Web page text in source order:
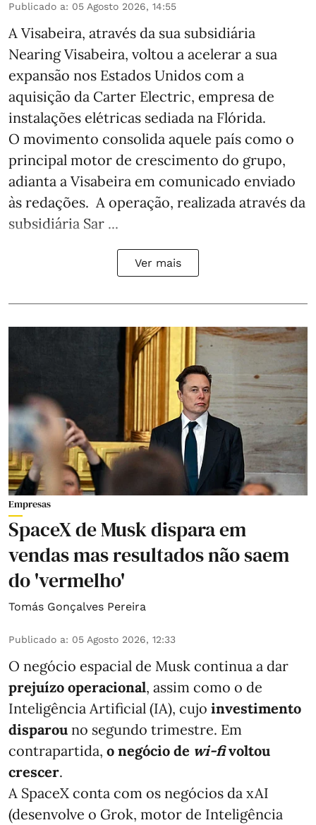
Publicado a: 05 Agosto 2026, 14:55
A Visabeira, através da sua subsidiária
Nearing Visabeira, voltou a acelerar a sua
expansão nos Estados Unidos com a
aquisição da Carter Electric, empresa de
instalações elétricas sediada na Flórida.
O movimento consolida aquele país como o
principal motor de crescimento do grupo,
adianta a Visabeira em comunicado enviado
às redações. A operação, realizada através da
subsidiária Sar ...
Ver mais
Empresas
SpaceX de Musk dispara em
vendas mas resultados não saem
do 'vermelho'
Tomás Gonçalves Pereira
Publicado a: 05 Agosto 2026, 12:33
O negócio espacial de Musk continua a dar
prejuízo operacional, assim como o de
Inteligência Artificial (IA), cujo investimento
disparou no segundo trimestre. Em
contrapartida, o negócio de wi-fivoltou
crescer.
A SpaceX conta com os negócios da xAI
(desenvolve o Grok, motor de Inteligência